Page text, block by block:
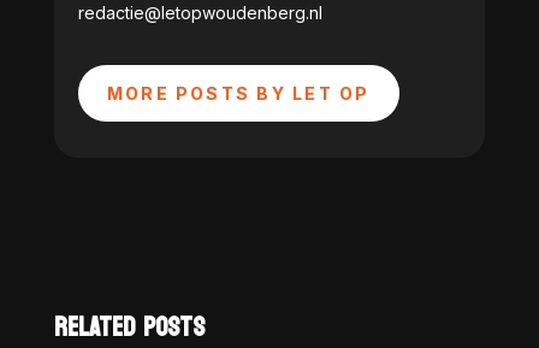
redactie@letopwoudenberg.nl
MORE POSTS BY LET OP
RELATED POSTS